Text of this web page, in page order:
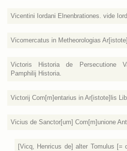
Vicentini Iordani Elnenbrationes. vide
Vicomercatus in Metheorologias
Victoris Historia de Persecutione
Pamphilij Historia.
Victorij Com[m]entarius in Ar[istote]lis
Vicius de Sanctor[um] Com[m]unione
[Vicq, Henricus de] alter Tomulus [=